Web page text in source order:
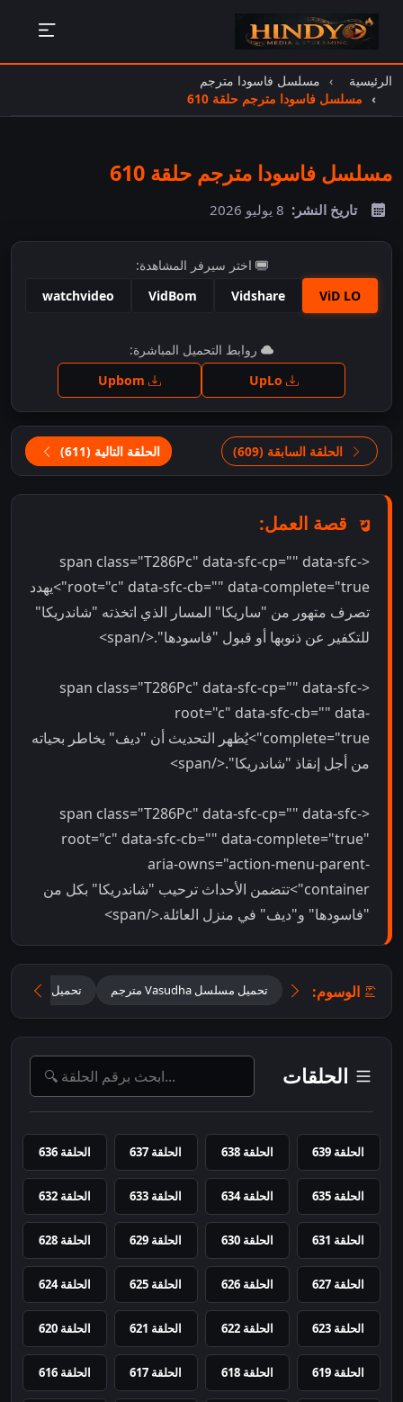
الرئيسية
مسلسل فاسودا مترجم
مسلسل فاسودا مترجم حلقة 610
مسلسل فاسودا مترجم حلقة 610
تاريخ النشر: 8 يوليو 2026
اختر سيرفر المشاهدة:
ViD LO
Vidshare
VidBom
watchvideo
اضغط للمشاهدة
روابط التحميل المباشرة:
الحلقة السابقة (609) الحلقة التالية (611)
قصة العمل:
<span class="T286Pc" data-sfc-cp="" data-sfc-
root="c" data-sfc-cb="" data-complete="true">يهدد
تصرف متهور من "ساريكا" المسار الذي اتخذته "شاندريكا"
للتكفير عن ذنوبها أو قبول "فاسودها".</span>
<span class="T286Pc" data-sfc-cp="" data-sfc-
root="c" data-sfc-cb="" data-
complete="true">يُظهر التحديث أن "ديف" يخاطر بحياته
من أجل إنقاذ "شاندريكا".</span>
<span class="T286Pc" data-sfc-cp="" data-sfc-
root="c" data-sfc-cb="" data-complete="true"
aria-owns="action-menu-parent-
container">تتضمن الأحداث ترحيب "شاندريكا" بكل من
"فاسودها" و"ديف" في منزل العائلة.</span>
الوسوم: تحميل مسلسل Vasudha مترجم تحميل مسلسل
الحلقات
الحلقة 639 الحلقة 638 الحلقة 637 الحلقة 636
الحلقة 635 الحلقة 634 الحلقة 633 الحلقة 632
الحلقة 631 الحلقة 630 الحلقة 629 الحلقة 628
الحلقة 627 الحلقة 626 الحلقة 625 الحلقة 624
الحلقة 623 الحلقة 622 الحلقة 621 الحلقة 620
الحلقة 619 الحلقة 618 الحلقة 617 الحلقة 616